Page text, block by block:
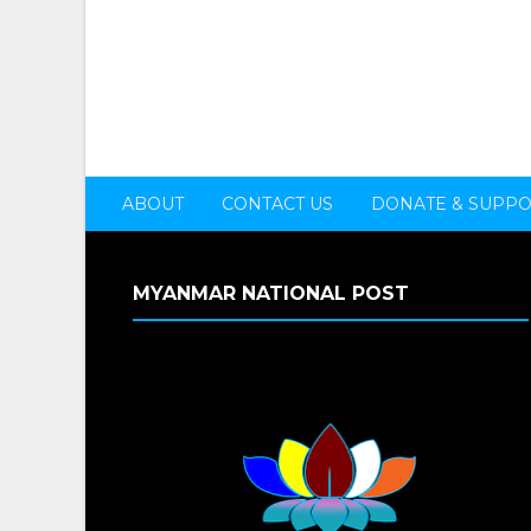
ABOUT CONTACT US DONATE &
MYANMAR NATIONAL POST